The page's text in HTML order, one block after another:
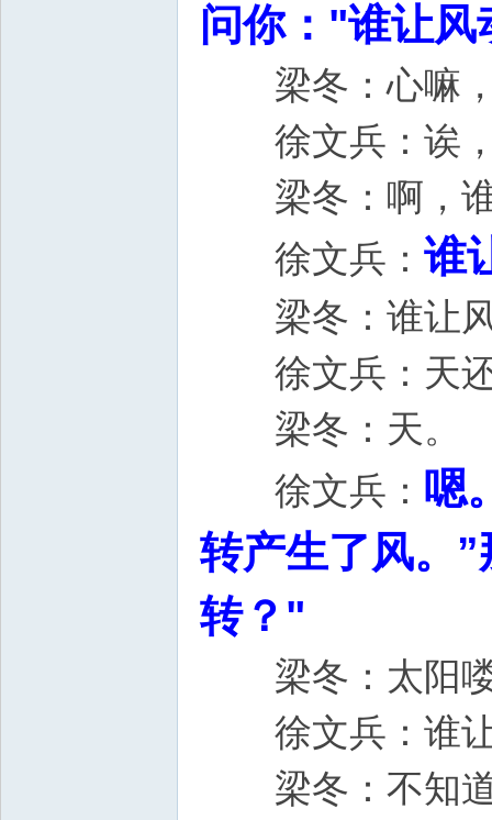
问你："谁让风
梁冬：心嘛
徐文兵：诶
梁冬：啊，谁
徐文兵： 谁
梁冬：谁让
徐文兵：天
梁冬：天
徐文兵： 嗯
转产生了风。
转？"
梁冬：太
徐文兵：谁
梁冬：不